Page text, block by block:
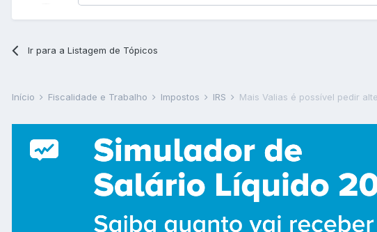
Ir para a Listagem de Tópicos
Início Fiscalidade e Trabalho Impostos IRS